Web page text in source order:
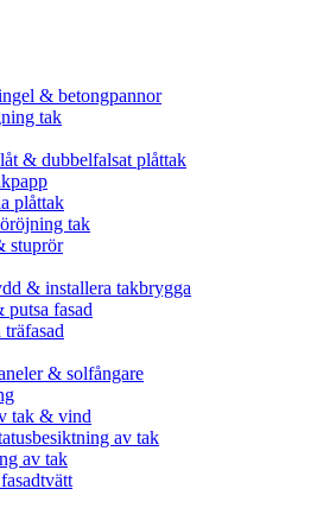
& betongpannor
tak
& dubbelfalsat plåttak
plåttak
tak
stuprör
& installera takbrygga
putsa fasad
& solfångare
tak & vind
av tak
av tak